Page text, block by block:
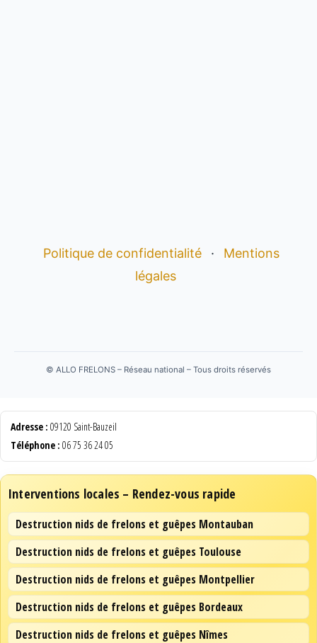
Politique de confidentialité ·
Mentions
légales
© ALLO FRELONS – Réseau national – Tous droits réservés
Adresse : 09120 Saint-Bauzeil
Téléphone : 06 75 36 24 05
Interventions locales – Rendez-vous rapide
Destruction nids de frelons et guêpes Montauban
Destruction nids de frelons et guêpes Toulouse
Destruction nids de frelons et guêpes Montpellier
Destruction nids de frelons et guêpes Bordeaux
Destruction nids de frelons et guêpes Nîmes